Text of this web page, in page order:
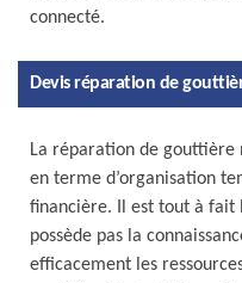
connecté.
Devis réparation de
La réparation de gouttière
en terme d’organisation
financière. Il est tout à fait
possède pas la
efficacement les